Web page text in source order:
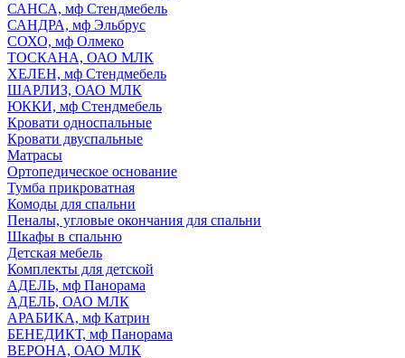
САНСА, мф Стендмебель
САНДРА, мф Эльбрус
СОХО, мф Олмеко
ТОСКАНА, ОАО МЛК
ХЕЛЕН, мф Стендмебель
ШАРЛИЗ, ОАО МЛК
ЮККИ, мф Стендмебель
Кровати односпальные
Кровати двуспальные
Матрасы
Ортопедическое основание
Тумба прикроватная
Комоды для спальни
Пеналы, угловые окончания для спальни
Шкафы в спальню
Детская мебель
Комплекты для детской
АДЕЛЬ, мф Панорама
АДЕЛЬ, ОАО МЛК
АРАБИКА, мф Катрин
БЕНЕДИКТ, мф Панорама
ВЕРОНА, ОАО МЛК